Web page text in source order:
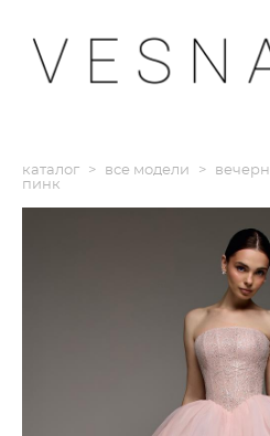
каталог > все модели >
пинк